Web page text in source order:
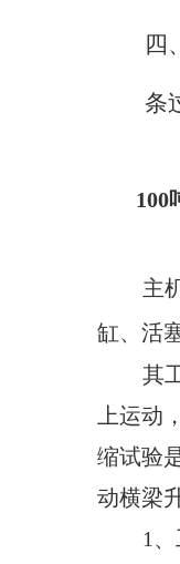
四
条
100
主
缸、活
其
上运动
缩试验
动横梁
1